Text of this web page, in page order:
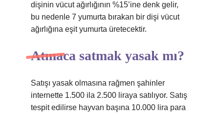
dişinin vücut ağırlığının %15’ine denk gelir,
bu nedenle 7 yumurta bırakan bir dişi vücut
ağırlığına eşit yumurta üretecektir.
Atmaca satmak yasak mı?
Satışı yasak olmasına rağmen şahinler
internette 1.500 ila 2.500 liraya satılıyor. Satış
tespit edilirse hayvan başına 10.000 lira para